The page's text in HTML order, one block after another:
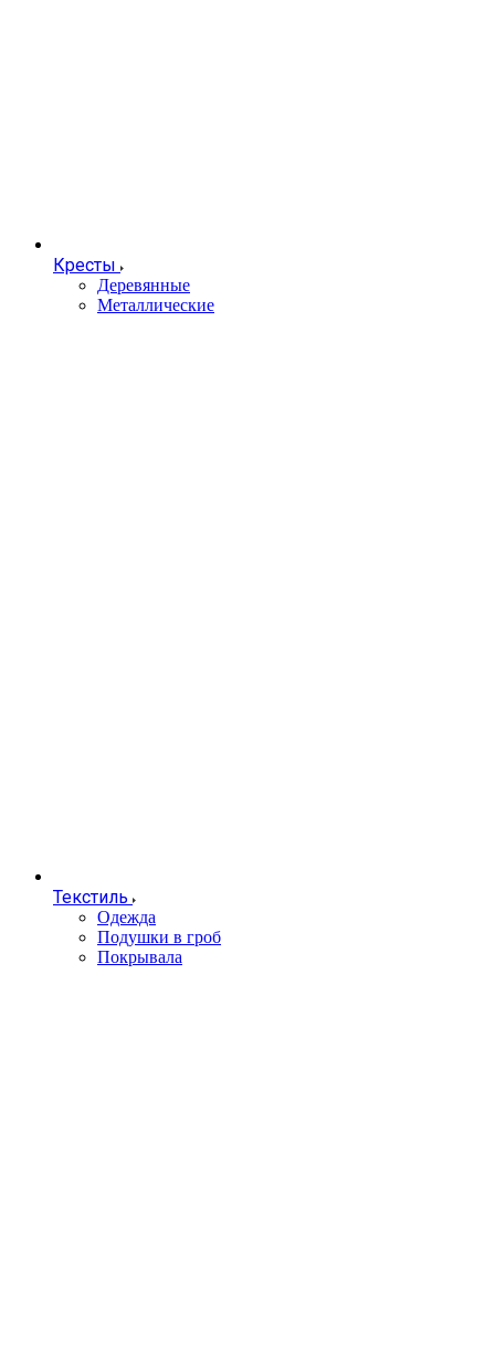
Кресты
Деревянные
Металлические
Текстиль
Одежда
Подушки в гроб
Покрывала